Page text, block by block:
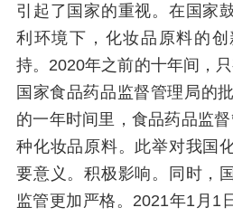
引起了国家的重视。在国家
利环境下，化妆品原料的
持。2020年之前的十年间，
国家食品药品监督管理局的
的一年时间里，食品药品监
种化妆品原料。此举对我国
要意义。积极影响。同时，
监管更加严格。2021年1月1